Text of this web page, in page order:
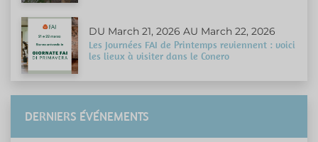
DU March 21, 2026 AU March 22, 2026
Les Journées FAI de Printemps reviennent : voici
les lieux à visiter dans le Conero
DERNIERS ÉVÉNEMENTS